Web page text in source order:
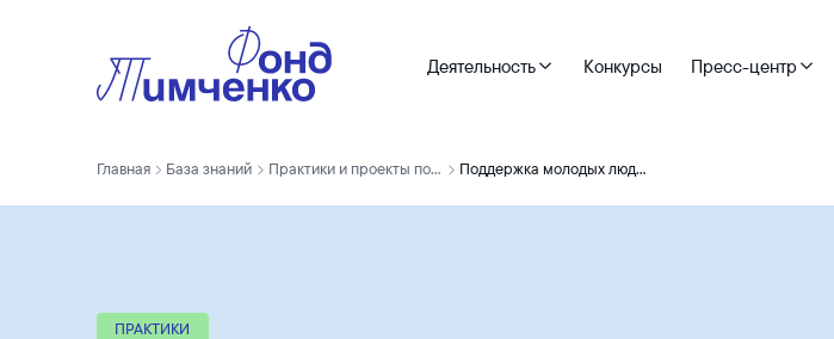
Деятельность Конкурсы Пресс-центр
Главная База знаний Практики и проекты победителей Поддержка молодых людей с ментальными нарушениями в трудовых отношениях на адаптированных рабочих местах.
ПРАКТИКИ